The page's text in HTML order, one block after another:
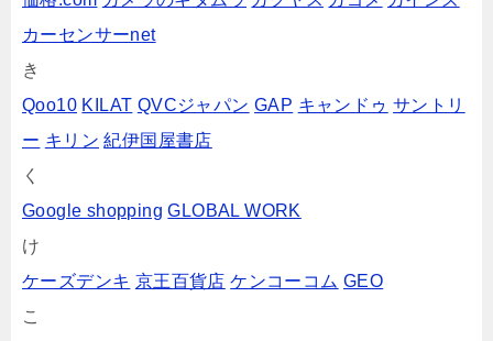
カーセンサーnet
き
Qoo10 KILAT QVCジャパン GAP キャンドゥ サントリ
ー キリン 紀伊国屋書店
く
Google shopping GLOBAL WORK
け
ケーズデンキ 京王百貨店 ケンコーコム GEO
こ